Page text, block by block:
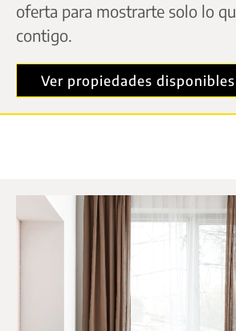
oferta para mostrarte solo lo
contigo.
Ver propiedades disponibles